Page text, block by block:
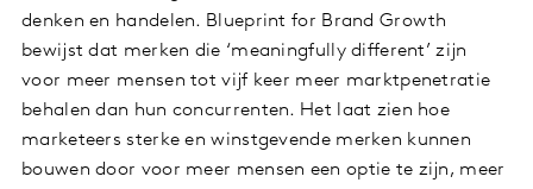
denken en handelen. Blueprint for Brand Growth
bewijst dat merken die ‘meaningfully different’ zijn
voor meer mensen tot vijf keer meer marktpenetratie
behalen dan hun concurrenten. Het laat zien hoe
marketeers sterke en winstgevende merken kunnen
bouwen door voor meer mensen een optie te zijn, meer